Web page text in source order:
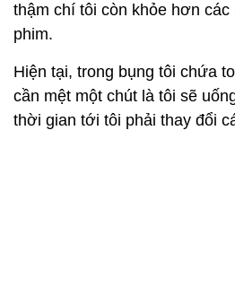
thậm chí tôi còn khỏe hơn các
phim.
Hiện tại, trong bụng tôi chứa
cần mệt một chút là tôi sẽ
thời gian tới tôi phải thay đổi